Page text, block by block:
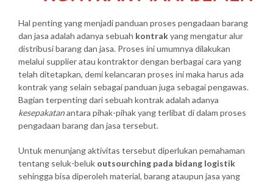
Hal penting yang menjadi panduan proses pengadaan barang
dan jasa adalah adanya sebuah kontrakyang mengatur alur
distribusi barang dan jasa. Proses ini umumnya dilakukan
melalui supplier atau kontraktor dengan berbagai cara yang
telah ditetapkan, demi kelancaran proses ini maka harus ada
kontrak yang selain sebagai panduan juga sebagai pengawas.
Bagian terpenting dari sebuah kontrak adalah adanya
kesepakatanantara pihak-pihak yang terlibat di dalam proses
pengadaan barang dan jasa tersebut.
Untuk menunjang aktivitas tersebut diperlukan pemahaman
tentang seluk-beluk outsourching pada bidang logistik
sehingga bisa diperoleh material, barang ataupun jasa yang